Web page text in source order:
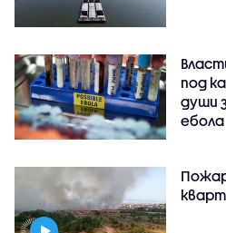
под
души
ебола